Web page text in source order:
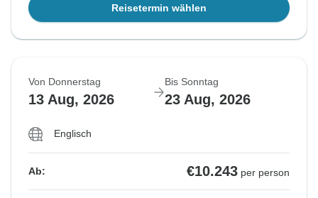
Reisetermin wählen
Von Donnerstag
13 Aug, 2026
Bis Sonntag
23 Aug, 2026
Englisch
Ab: €10.243 per person